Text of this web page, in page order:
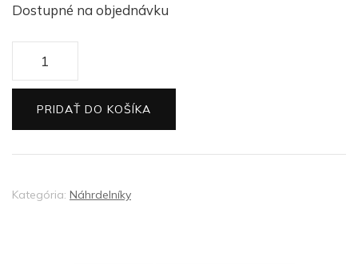
Dostupné na objednávku
náhrdelník
PRIDAŤ DO KOŠÍKA
Kategória: Náhrdelníky